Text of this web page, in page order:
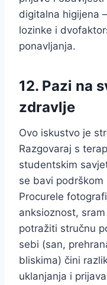
digitalna higijena
lozinke i
ponavljanja.
12. Pazi na
zdravlje
Ovo iskustvo je
Razgovaraj s
studentskim
se bavi
Procurele
anksioznost,
potražiti stručnu
sebi (san,
bliskima) čini
uklanjanja i